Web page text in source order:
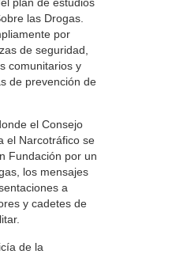
las Drogas.
por
de seguridad,
comunitarios y
de prevención de
el Consejo
el Narcotráfico se
Fundación por un
los mensajes
a
y cadetes de
de la